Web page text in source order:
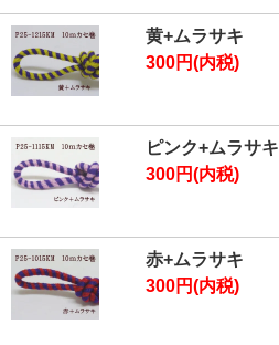
黄+ムラサキ
300円(内税)
ピンク+ムラサキ
300円(内税)
赤+ムラサキ
300円(内税)